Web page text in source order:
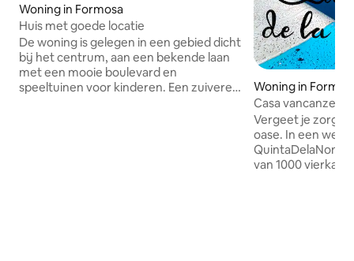
Woning in Formosa
Huis met goede locatie
De woning is gelegen in een gebied dicht
bij het centrum, aan een bekende laan
met een mooie boulevard en
speeltuinen voor kinderen. Een zuivere
Woning in
Casa vancanze
Vergeet je
oase. In een
QuintaDelaNona,
van 1000